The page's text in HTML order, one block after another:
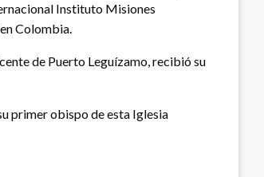
Instituto Misiones
Colombia.
de Puerto Leguízamo, recibió su
primer obispo de esta Iglesia